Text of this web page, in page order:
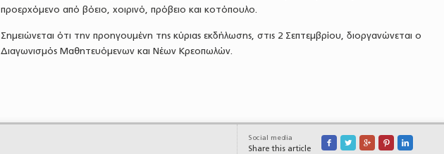
προερχόμενο από βόειο, χοιρινό, πρόβειο και κοτόπουλο.
Σημειώνεται ότι την προηγουμένη της κύριας εκδήλωσης, στις 2 Σεπτεμβρίου, διοργανώνεται ο
Διαγωνισμός Μαθητευόμενων και Νέων Κρεοπωλών.
Social media
Share this article
    